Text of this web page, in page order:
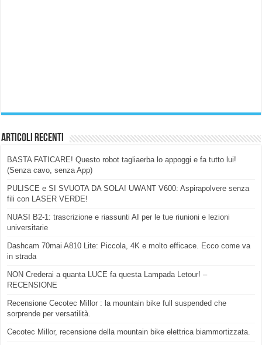
Articoli Recenti
BASTA FATICARE! Questo robot tagliaerba lo appoggi e fa tutto lui!
(Senza cavo, senza App)
PULISCE e SI SVUOTA DA SOLA! UWANT V600: Aspirapolvere senza
fili con LASER VERDE!
NUASI B2-1: trascrizione e riassunti AI per le tue riunioni e lezioni
universitarie
Dashcam 70mai A810 Lite: Piccola, 4K e molto efficace. Ecco come va
in strada
NON Crederai a quanta LUCE fa questa Lampada Letour! –
RECENSIONE
Recensione Cecotec Millor : la mountain bike full suspended che
sorprende per versatilità.
Cecotec Millor, recensione della mountain bike elettrica biammortizzata.